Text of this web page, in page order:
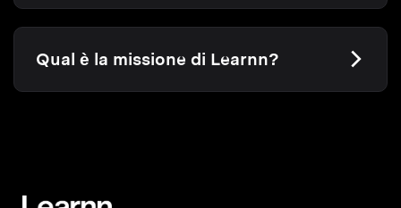
Qual è la missione di Learnn?